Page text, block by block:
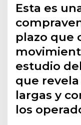
Esta es
plazo que
estudio
que
largas y
los